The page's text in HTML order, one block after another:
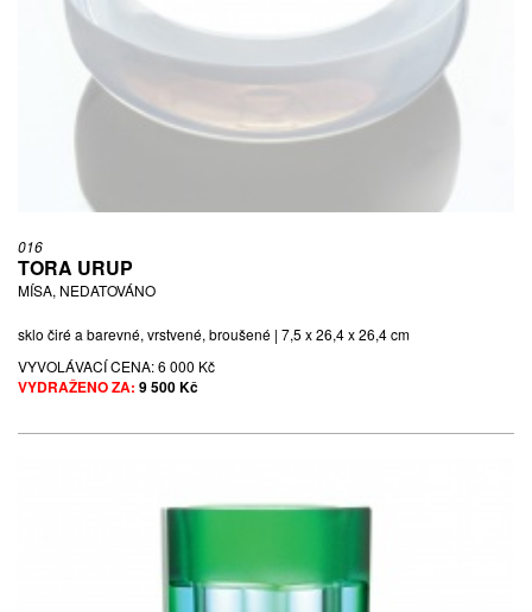
016
TORA URUP
MÍSA, NEDATOVÁNO
sklo čiré a barevné, vrstvené, broušené | 7,5 x 26,4 x 26,4 cm
VYVOLÁVACÍ CENA:6 000 Kč
VYDRAŽENO ZA: 9 500 Kč